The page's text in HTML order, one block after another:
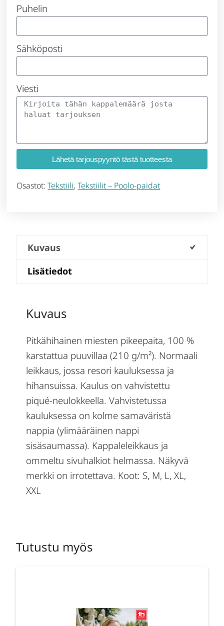
Puhelin
Sähköposti
Viesti
Lähetä tarjouspyyntö tästä tuotteesta
Osastot:Tekstiili,Tekstiilit – Poolo-paidat
Kuvaus
Lisätiedot
Kuvaus
Pitkähihainen miesten pikeepaita, 100 %
karstattua puuvillaa (210 g/m²). Normaali
leikkaus, jossa resori kauluksessa ja
hihansuissa. Kaulus on vahvistettu
piqué-neulokkeella. Vahvistetussa
kauluksessa on kolme samaväristä
nappia (ylimääräinen nappi
sisäsaumassa). Kappaleleikkaus ja
ommeltu sivuhalkiot helmassa. Näkyvä
merkki on irrotettava. Koot: S, M, L, XL,
XXL
Tutustu myös